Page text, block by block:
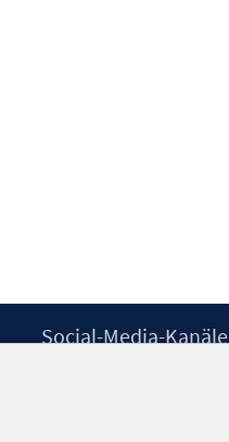
Social-Media-Kanäle